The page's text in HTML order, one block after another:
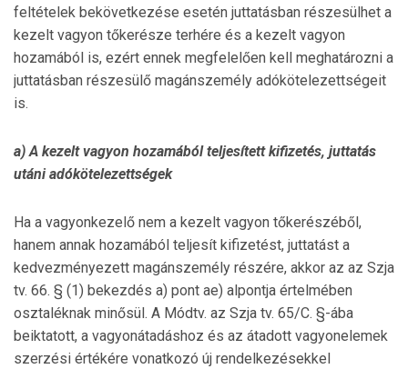
feltételek bekövetkezése esetén juttatásban részesülhet a
kezelt vagyon tőkerésze terhére és a kezelt vagyon
hozamából is, ezért ennek megfelelően kell meghatározni a
juttatásban részesülő magánszemély adókötelezettségeit
is.
a) A kezelt vagyon hozamából teljesített kifizetés, juttatás
utáni adókötelezettségek
Ha a vagyonkezelő nem a kezelt vagyon tőkerészéből,
hanem annak hozamából teljesít kifizetést, juttatást a
kedvezményezett magánszemély részére, akkor az az Szja
tv. 66. § (1) bekezdés a) pont ae) alpontja értelmében
osztaléknak minősül. A Módtv. az Szja tv. 65/C. §-ába
beiktatott, a vagyonátadáshoz és az átadott vagyonelemek
szerzési értékére vonatkozó új rendelkezésekkel